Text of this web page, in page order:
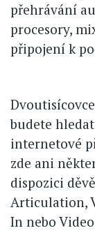
přehrávání
procesory,
připojení k
budete
internetové
zde ani
dispozici
Articulation,
In nebo